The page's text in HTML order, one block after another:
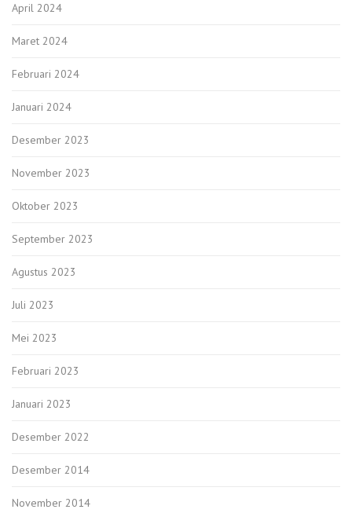
April 2024
Maret 2024
Februari 2024
Januari 2024
Desember 2023
November 2023
Oktober 2023
September 2023
Agustus 2023
Juli 2023
Mei 2023
Februari 2023
Januari 2023
Desember 2022
Desember 2014
November 2014